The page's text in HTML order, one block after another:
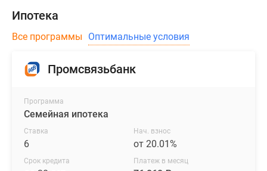
Ипотека
Все программы Оптимальные условия
Промсвязьбанк
Программа
Семейная ипотека
Ставка
6
Нач. взнос
от 20.01%
Срок кредита Платеж в месяц